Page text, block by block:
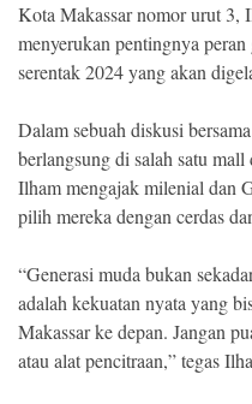
©
Menara
.
All
Right
Reserve
Kota Makassar nomor urut 3,
menyerukan pentingnya
serentak 2024 yang akan
Dalam sebuah diskusi
berlangsung di salah satu
Ilham mengajak milenial dan
pilih mereka dengan cerdas
“Generasi muda bukan
adalah kekuatan nyata yang
Makassar ke depan. Jangan
atau alat pencitraan,” tegas